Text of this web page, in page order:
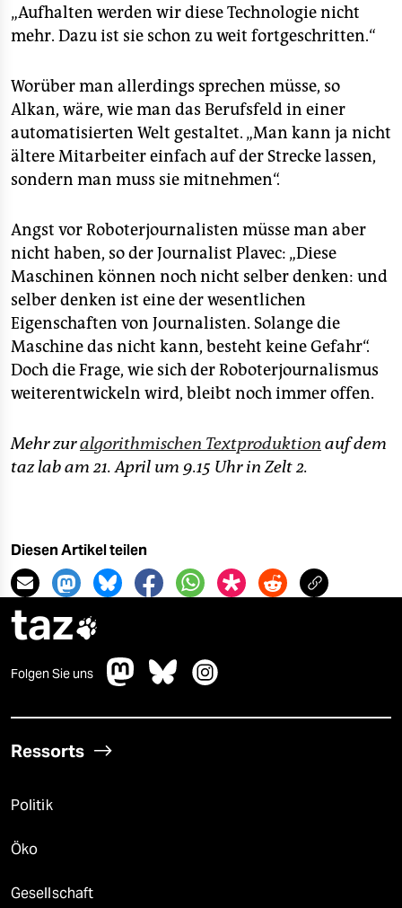
„Aufhalten werden wir diese Technologie nicht
mehr. Dazu ist sie schon zu weit fortgeschritten.“
Worüber man allerdings sprechen müsse, so
Alkan, wäre, wie man das Berufsfeld in einer
automatisierten Welt gestaltet. „Man kann ja nicht
ältere Mitarbeiter einfach auf der Strecke lassen,
sondern man muss sie mitnehmen“.
Angst vor Roboterjournalisten müsse man aber
nicht haben, so der Journalist Plavec: „Diese
Maschinen können noch nicht selber denken: und
selber denken ist eine der wesentlichen
Eigenschaften von Journalisten. Solange die
Maschine das nicht kann, besteht keine Gefahr“.
Doch die Frage, wie sich der Roboterjournalismus
weiterentwickeln wird, bleibt noch immer offen.
Mehr zuralgorithmischen Textproduktion auf dem
taz lab am 21. April um 9.15 Uhr in Zelt 2.
Diesen Artikel teilen
taz
Folgen Sie uns
Ressorts
Politik
Öko
Gesellschaft